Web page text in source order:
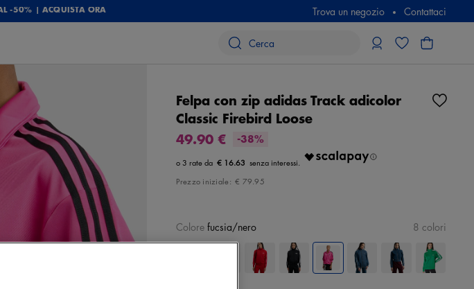
-50% | ACQUISTA ORA Trova un negozio Contattaci
Felpa con zip adidas Track adicolor
Classic Firebird Loose
49.90 €
-38%
€ 16.63
Prezzo iniziale: € 79.95
Colore fucsia/nero 8 colori